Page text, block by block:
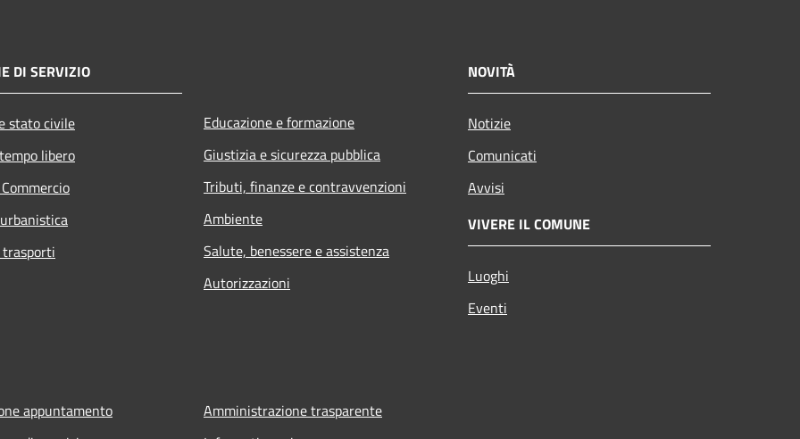
DI SERVIZIO
stato civile
libero
Educazione e formazione
Giustizia e sicurezza pubblica
Tributi, finanze e contravvenzioni
Ambiente
Salute, benessere e assistenza
Autorizzazioni
NOVITÀ
Notizie
Comunicati
Avvisi
VIVERE IL COMUNE
Luoghi
Eventi
appuntamento
Amministrazione trasparente